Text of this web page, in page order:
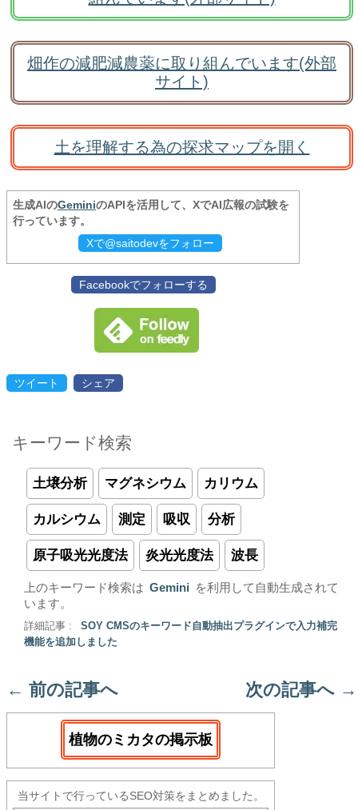
畑作の減肥減農薬に取り組んでいます(外部
サイト)
土を理解する為の探求マップを開く
生成AIのGeminiのAPIを活用して、XでAI広報の試験を
行っています。
Xで@saitodevをフォロー
Facebookでフォローする
ツイート シェア
キーワード検索
土壌分析 マグネシウム カリウム
カルシウム 測定 吸収 分析
原子吸光光度法 炎光光度法 波長
上のキーワード検索は Gemini
を利用して自動生成されて
います。
詳細記事 :
SOY CMSのキーワード自動抽出プラグインで入力補完
機能を追加しました
← 前の記事へ 次の記事へ →
植物のミカタの掲示板
当サイトで行っているSEO対策をまとめました。